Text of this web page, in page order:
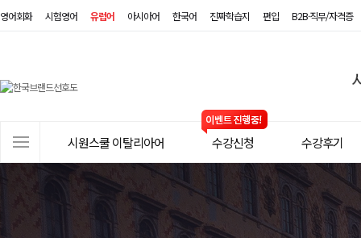
영어회화 시험영어 유럽어 아시아어 한국어 진짜학습지 편입 B2B·직무/자격증
원
쿨
이
탈
시원스쿨 이탈리아어 수강신청 수강후기